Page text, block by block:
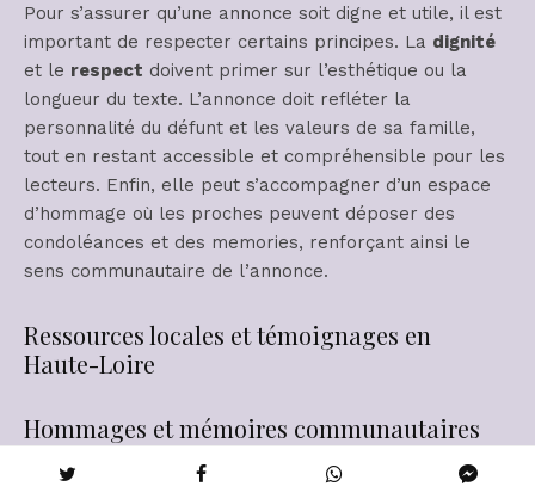
Pour s’assurer qu’une annonce soit digne et utile, il est
important de respecter certains principes. La dignité
et le respect doivent primer sur l’esthétique ou la
longueur du texte. L’annonce doit refléter la
personnalité du défunt et les valeurs de sa famille,
tout en restant accessible et compréhensible pour les
lecteurs. Enfin, elle peut s’accompagner d’un espace
d’hommage où les proches peuvent déposer des
condoléances et des memories, renforçant ainsi le
sens communautaire de l’annonce.
Ressources locales et témoignages en
Haute-Loire
Hommages et mémoires communautaires